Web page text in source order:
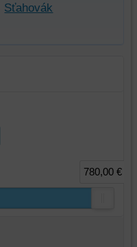
Sťahovák
780,00 €